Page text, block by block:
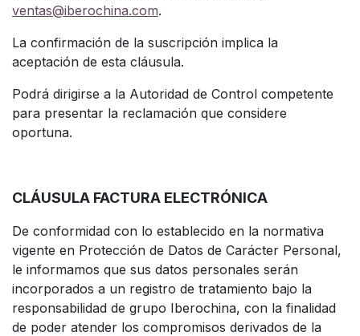
ventas@iberochina.com.
La confirmación de la suscripción implica la
aceptación de esta cláusula.
Podrá dirigirse a la Autoridad de Control competente
para presentar la reclamación que considere
oportuna.
CLÁUSULA FACTURA ELECTRÓNICA
De conformidad con lo establecido en la normativa
vigente en Protección de Datos de Carácter Personal,
le informamos que sus datos personales serán
incorporados a un registro de tratamiento bajo la
responsabilidad de grupo Iberochina, con la finalidad
de poder atender los compromisos derivados de la